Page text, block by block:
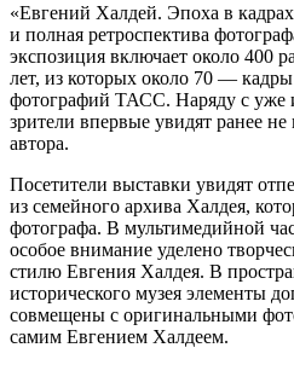
«Евгений Халдей. Эпоха в
и полная ретроспектива
экспозиция включает около 400
лет, из которых около 70 —
фотографий ТАСС. Наряду с уже
зрители впервые увидят ранее
автора.
Посетители выставки увидят
из семейного архива Халдея,
фотографа. В мультимедийной
особое внимание уделено
стилю Евгения Халдея. В
исторического музея элементы
совмещены с оригинальными
самим Евгением Халдеем.